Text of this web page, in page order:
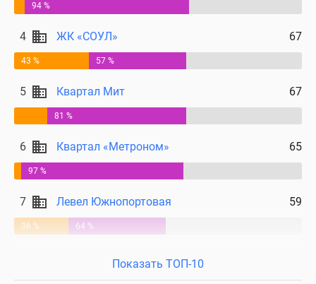
94 %
4 ЖК «СОУЛ» 67
43 % 57 %
5 Квартал Мит 67
81 %
6 Квартал «Метроном» 65
97 %
7 Левел Южнопортовая 59
36 % 64 %
Показать ТОП-10